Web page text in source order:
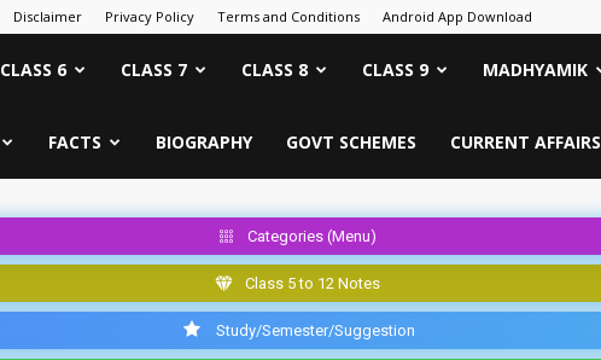
Disclaimer Privacy Policy Terms and Conditions Android App Download
CLASS 6 CLASS 7 CLASS 8 CLASS 9 MADHYAMIK
FACTS BIOGRAPHY GOVT SCHEMES CURRENT AFFAIRS
Categories (Menu)
Class 5 to 12 Notes
Study/Semester/Suggestion